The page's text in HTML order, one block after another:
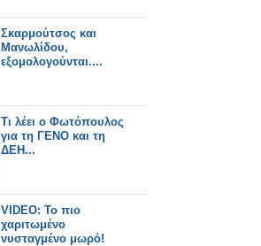
Σκαρμούτσος και
Μανωλίδου,
εξομολογούνται....
Τι λέει ο Φωτόπουλος
για τη ΓΕΝΟ και τη
ΔΕΗ...
VIDEO: Το πιο
χαριτωμένο
νυσταγμένο μωρό!